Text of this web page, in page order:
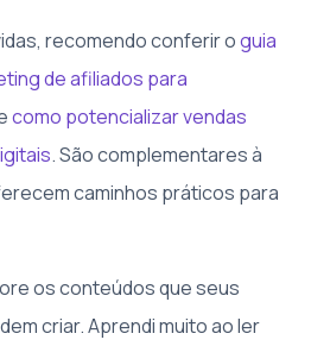
recomendo conferir oguia
de afiliados para
como potencializar vendas
. São complementares à
caminhos práticos para
os conteúdos que seus
criar. Aprendi muito ao ler